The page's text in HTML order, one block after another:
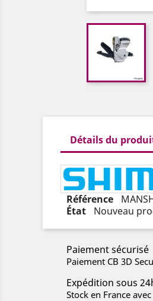
Détails du
Référence
État
Nouveau
Paiement sécurisé
Paiement CB 3D
Expédition sous
Stock en France